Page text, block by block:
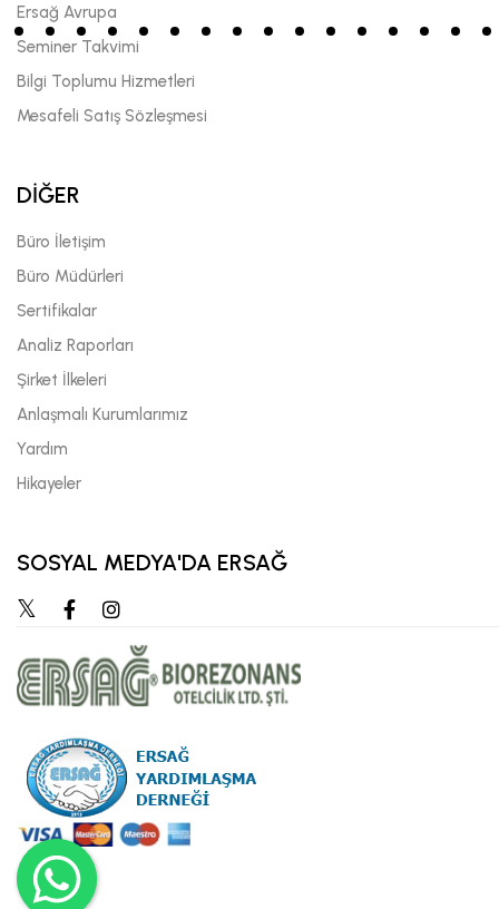
Ersağ Avrupa
Seminer Takvimi
Bilgi Toplumu Hizmetleri
Mesafeli Satış Sözleşmesi
DİĞER
Büro İletişim
Büro Müdürleri
Sertifikalar
Analiz Raporları
Şirket İlkeleri
Anlaşmalı Kurumlarımız
Yardım
Hikayeler
SOSYAL MEDYA'DA ERSAĞ